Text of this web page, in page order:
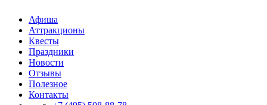
Афиша
Аттракционы
Квесты
Праздники
Новости
Отзывы
Полезное
Контакты